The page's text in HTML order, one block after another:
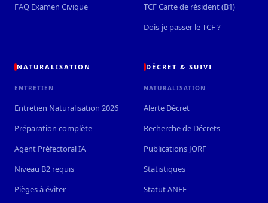
FAQ Examen Civique
TCF Carte de résident (B1)
Dois-je passer le TCF ?
NATURALISATION
ENTRETIEN
Entretien Naturalisation 2026
Préparation complète
Agent Préfectoral IA
Niveau B2 requis
Pièges à éviter
DÉCRET & SUIVI
NATURALISATION
Alerte Décret
Recherche de Décrets
Publications JORF
Statistiques
Statut ANEF